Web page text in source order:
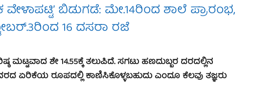
ವೇಳಾಪಟ್ಟಿ’ ಬಿಡುಗಡೆ: ಮೇ.14ರಿಂದ ಶಾಲೆ ಪ್ರಾರಂಭ,
16 ದಸರಾ ರಜೆ
ಮಟ್ಟವಾದ ಶೇ 14.55ಕ್ಕೆ ತಲುಪಿದೆ. ಸಗಟು ಹಣದುಬ್ಬರ ದರದಲ್ಲಿನ
ಏರಿಕೆಯ ರೂಪದಲ್ಲಿ ಕಾಣಿಸಿಕೊಳ್ಳಬಹುದು ಎಂದೂ ಕೆಲವು ತಜ್ಞರು